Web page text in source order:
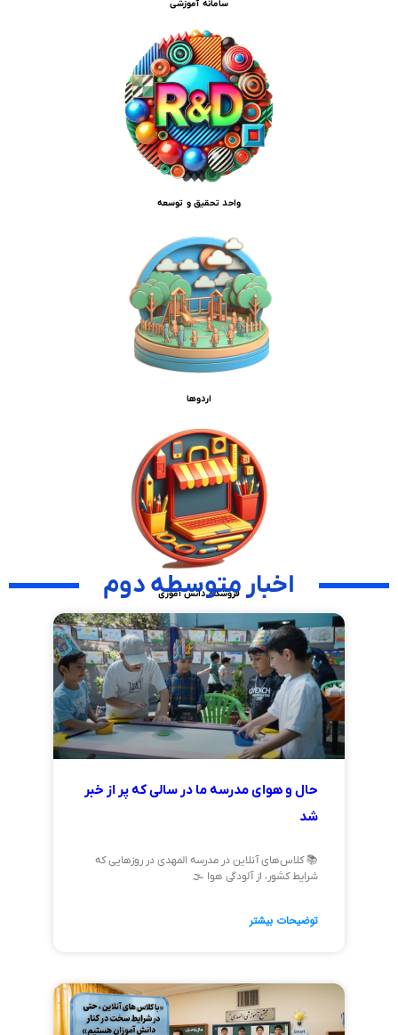
سامانه آموزشی
واحد تحقیق و توسعه
اردوها
فروشگاه دانش آموزی
اخبار متوسطه دوم
حال و هوای مدرسه ما در سالی که پر از خبر
شد
📚 کلاس‌های آنلاین در مدرسه المهدی در روزهایی که
شرایط کشور، از آلودگی هوا 🌫️
توضیحات بیشتر